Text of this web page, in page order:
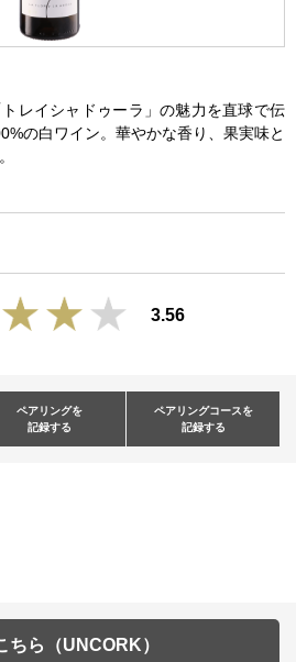
レイシャドゥーラ」の魅力を直球で伝
の白ワイン。華やかな香り、果実味と
3.56
ペアリングを
記録する
ペアリングコースを
記録する
ちら（UNCORK）